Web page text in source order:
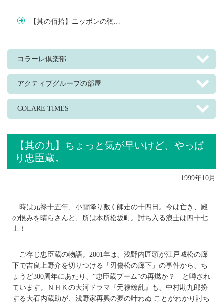
【其の佰拾】ニッポンの弦…
コラーレ倶楽部
アクティブグループの部屋
COLARE TIMES
【其の九】ちょっと気が早いけど、やっぱ
り忠臣蔵。
1999年10月
時は元禄十五年、小雪降り敷く師走の十四日。今は亡き、殿
の恨みを晴らさんと、所は本所松坂町。討ち入る浪士は四十七
士！
ご存じ忠臣蔵の物語。2001年は、浅野内匠頭が江戸城松の廊
下で吉良上野介を切りつける「刃傷松の廊下」の事件から、ち
ょうど300周年にあたり、“忠臣蔵ブーム”の再燃か？ と噂され
ています。ＮＨＫの大河ドラマ『元禄繚乱』も、中村勘九郎扮
する大石内蔵助が、浅野家再興の夢の叶わぬ ことがわかり討ち